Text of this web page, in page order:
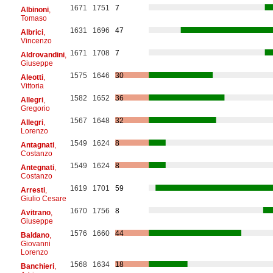
Albinoni,
Tomaso
1671 1751 7
Albrici,
Vincenzo
1631 1696 47
Aldrovandini,
Giuseppe
1671 1708 7
Aleotti,
Vittoria
1575 1646 30
Allegri,
Gregorio
1582 1652 36
Allegri,
Lorenzo
1567 1648 32
Antagnati,
Costanzo
1549 1624 8
Antegnati,
Costanzo
1549 1624 8
Arresti,
Giulio Cesare
1619 1701 59
Avitrano,
Giuseppe
1670 1756 8
Baldano,
Giovanni
Lorenzo
1576 1660 44
Banchieri,
1568 1634 18